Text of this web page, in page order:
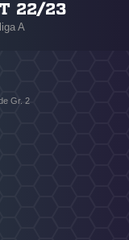
22/23
A
Gr. 2